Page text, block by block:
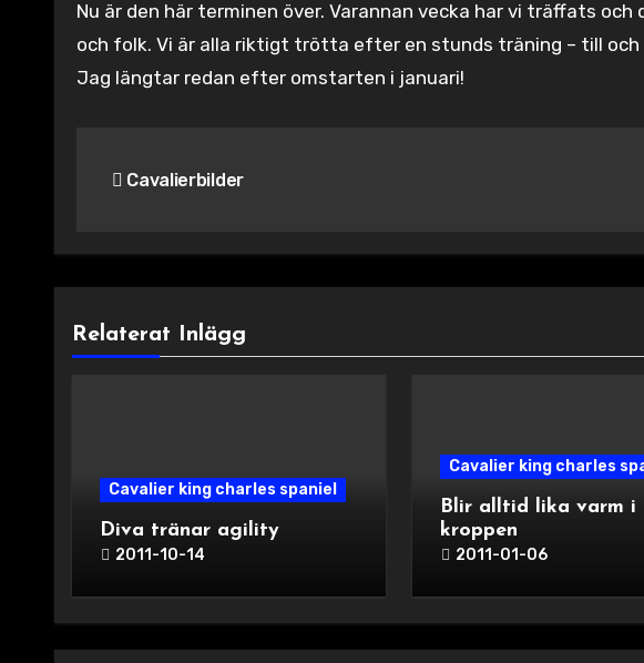
Nu är den här terminen över. Varannan vecka har vi träffats
och folk. Vi är alla riktigt trötta efter en stunds träning – till
Jag längtar redan efter omstarten i januari!
Cavalierbilder
Relaterat Inlägg
Cavalier king charles spaniel
Diva tränar agility
2011-10-14
Cavalier king charles
Blir alltid lika varm i
kroppen
2011-01-06